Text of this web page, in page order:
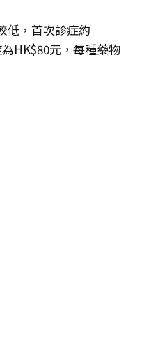
低，首次診症約
HK$80元，每種藥物